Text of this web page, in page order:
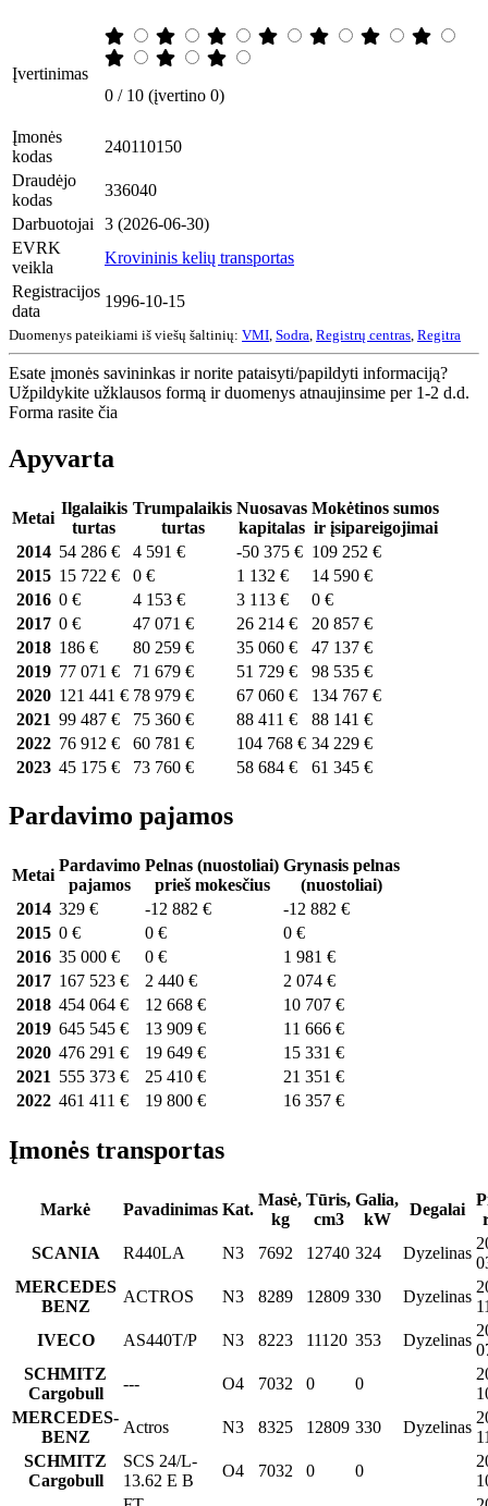
Įvertinimas
0 / 10 (įvertino 0)
Įmonės
kodas
240110150
Draudėjo
kodas
336040
Darbuotojai
3 (2026-06-30)
EVRK
veikla
Krovininis kelių transportas
Registracijos
data
1996-10-15
Duomenys pateikiami iš viešų šaltinių: VMI Sodra Registrų centras Regitra
Esate įmonės savininkas ir norite pataisyti/papildyti informaciją?
Užpildykite užklausos formą ir duomenys atnaujinsime per 1-2 d.d.
Forma rasite čia
Apyvarta
Metai
Ilgalaikis
turtas
Trumpalaikis
turtas
Nuosavas
kapitalas
Mokėtinos sumos
ir įsipareigojimai
2014 54 286 € 4 591 € -50 375 € 109 252 €
2015 15 722 € 0 € 1 132 €
14 590 €
2016 0 € 4 153 € 3 113 €
0 €
2017 0 € 47 071 € 26 214 €
20 857 €
2018 186 € 80 259 € 35 060 €
47 137 €
2019 77 071 € 71 679 € 51 729 €
98 535 €
2020 121 441 € 78 979 € 67 060 €
134 767 €
2021 99 487 € 75 360 € 88 411 €
88 141 €
2022 76 912 € 60 781 € 104 768 € 34 229 €
2023 45 175 € 73 760 € 58 684 € 61 345 €
Pardavimo pajamos
Metai
Pardavimo
pajamos
Pelnas (nuostoliai)
prieš mokesčius
Grynasis pelnas
(nuostoliai)
2014 329 € -12 882 €
-12 882 €
2015 0 € 0 €
0 €
2016 35 000 € 0 €
1 981 €
2017 167 523 € 2 440 €
2 074 €
2018 454 064 € 12 668 €
10 707 €
2019 645 545 € 13 909 €
11 666 €
2020 476 291 € 19 649 €
15 331 €
2021 555 373 € 25 410 €
21 351 €
2022 461 411 € 19 800 € 16 357 €
Įmonės transportas
Markė Pavadinimas Kat.
Masė,
kg
Tūris,
cm3
Galia,
kW
Degalai
SCANIA
R440LA N3 7692 12740 324 Dyzelinas
MERCEDES
BENZ
ACTROS N3 8289 12809 330 Dyzelinas
IVECO
AS440T/P N3 8223 11120 353 Dyzelinas
SCHMITZ
Cargobull
--- O4 7032 0 0
MERCEDES-
BENZ
Actros N3 8325 12809 330 Dyzelinas
SCHMITZ
Cargobull
SCS 24/L-
13.62 E B
O4 7032 0 0